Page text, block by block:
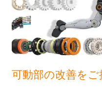
可動部の改善を